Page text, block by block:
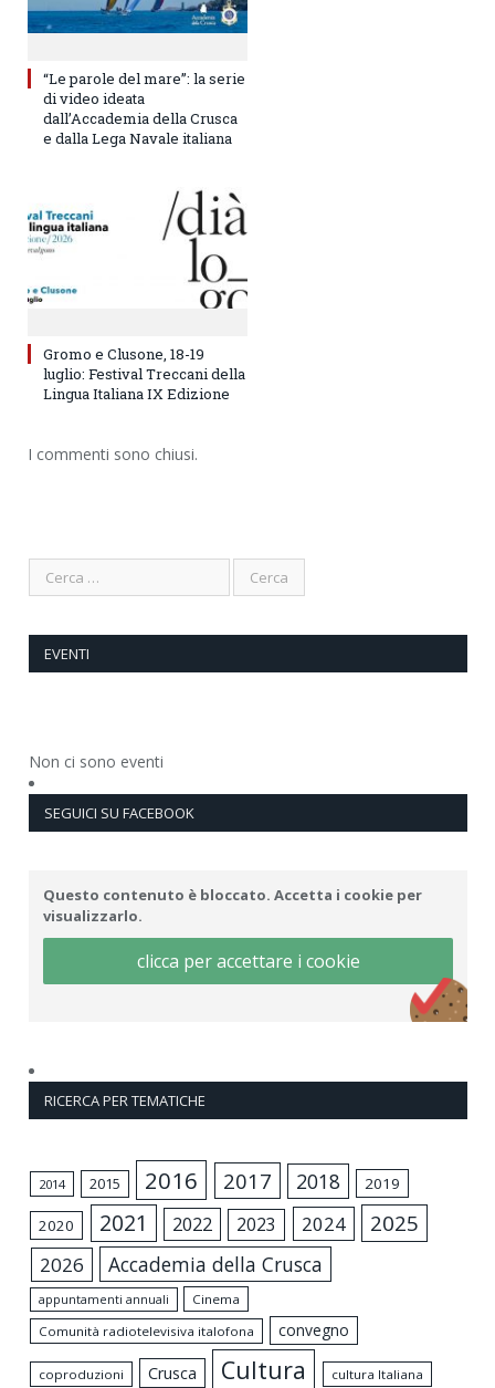
“Le parole del mare”: la serie
di video ideata
dall’Accademia della Crusca
e dalla Lega Navale italiana
Gromo e Clusone, 18-19
luglio: Festival Treccani della
Lingua Italiana IX Edizione
I commenti sono chiusi.
EVENTI
Non ci sono eventi
SEGUICI SU FACEBOOK
Questo contenuto è bloccato. Accetta i cookie per
visualizzarlo.
clicca per accettare i cookie
RICERCA PER TEMATICHE
2014 2015 2016 2017 2018 2019
2020 2021 2022 2023 2024 2025
2026 Accademia della Crusca
appuntamenti annuali
Cinema
Comunità radiotelevisiva italofona
convegno
coproduzioni Crusca Cultura
cultura Italiana